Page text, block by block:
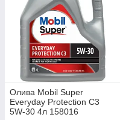
Олива Mobil Super
Everyday Protection С3
5W-30 4л 158016